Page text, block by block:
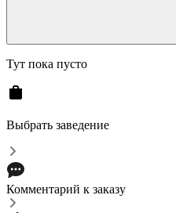
Тут пока пусто
Выбрать заведение
Комментарий к заказу